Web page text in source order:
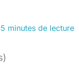
5 minutes de lecture